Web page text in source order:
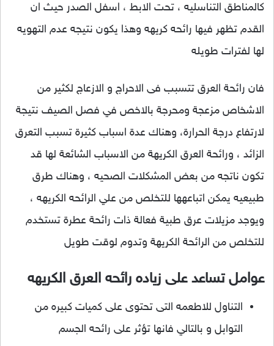
كالمناطق التناسليه ، تحت الابط ، اسفل الصدر حيث ان
القدم تظهر فيها رائحه كريهه وهذا يكون نتيجه عدم التهويه
لها لفترات طويله
فان رائحة العرق تتسبب فى الاحراج و الازعاج لكثير من
الاشخاص مزعجة ومحرجة بالاخص في فصل الصيف نتيجة
لارتفاع درجة الحرارة، وهناك عدة اسباب كثيرة تسبب التعرق
الزائد ، ورائحة العرق الكريهة من الاسباب الشائعة لها قد
تكون ناتجه من بعض المشكلات الصحيه ، وهناك طرق
طبيعيه يمكن اتباعهها للتخلص من علي الرائحه الكريهه ،
ويوجد مزيلات عرق طبية فعالة ذات رائحة عطرة تستخدم
للتخلص من الرائحة الكريهة وتدوم لوقت طويل
عوامل تساعد على زياده رائحه العرق الكريهه
التناول للاطعمه التى تحتوى على كميات كبيره من
التوابل و بالتالي فانها تؤثر على رائحه الجسم